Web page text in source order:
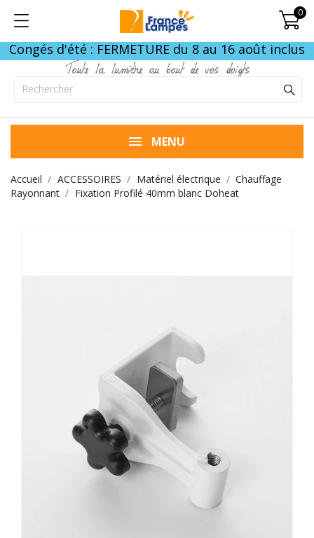
0
Congés d'été : FERMETURE du 8 au 16 août inclus
Toute la lumière au bout de vos doigts
MENU
Accueil ACCESSOIRES Matériel électrique
Chauffage
Rayonnant
Fixation Profilé 40mm blanc Doheat